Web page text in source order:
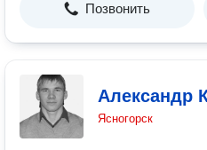
Позвонить
Александр
Ясногорск